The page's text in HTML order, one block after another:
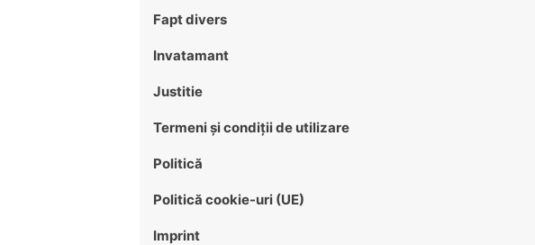
Fapt divers
Invatamant
Justitie
Termeni și condiții de utilizare
Politică
Politică cookie-uri (UE)
Imprint